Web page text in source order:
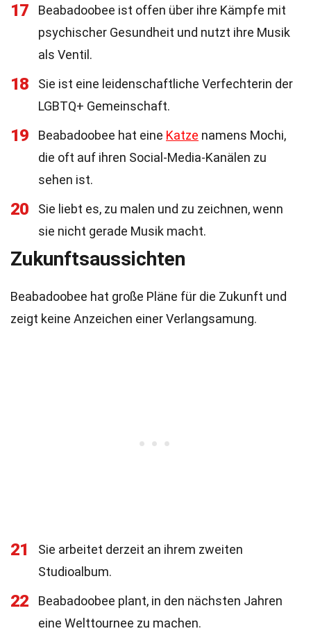
17
Beabadoobee ist offen über ihre Kämpfe mit
psychischer Gesundheit und nutzt ihre Musik
als Ventil.
18
Sie ist eine leidenschaftliche Verfechterin der
LGBTQ+ Gemeinschaft.
19 Beabadoobee hat eine Katze namens Mochi,
die oft auf ihren Social-Media-Kanälen zu
sehen ist.
20
Sie liebt es, zu malen und zu zeichnen, wenn
sie nicht gerade Musik macht.
Zukunftsaussichten
Beabadoobee hat große Pläne für die Zukunft und
zeigt keine Anzeichen einer Verlangsamung.
21
Sie arbeitet derzeit an ihrem zweiten
Studioalbum.
22
Beabadoobee plant, in den nächsten Jahren
eine Welttournee zu machen.